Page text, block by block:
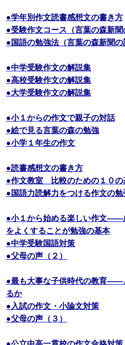
●学年別作文読書感想文の書き方
●受験作文コース（言葉の森新聞
●国語の勉強法（言葉の森新聞の
●中学受験作文の解説集
●高校受験作文の解説集
●大学受験作文の解説集
●小１からの作文で親子の対話
●絵で見る言葉の森の勉強
●小学１年生の作文
●読書感想文の書き方
●作文教室 比較のための１０の
●国語力読解力をつける作文の
●小１から始める楽しい作文――
をよくすることが勉強の基本
●中学受験国語対策
●父母の声（２）
●最も大事な子供時代の教育――
るか
●入試の作文・小論文対策
●父母の声（３）